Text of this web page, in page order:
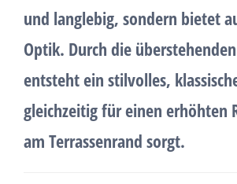
und langlebig, sondern bietet
Optik. Durch die
entsteht ein stilvolles,
gleichzeitig für einen erhöhten
am Terrassenrand sorgt.